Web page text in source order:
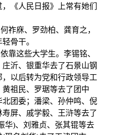
《人民日报》上常有她们
祚庥、罗劲柏、龚育之，
骨干。
靠这些大学生。李锡铭、
沂、银重华去了石景山钢
以后转为党和行政领导工
祖民、罗琚等去了团中
团委；潘梁、孙仲鸣、倪
屏、戚学毅、王浒等去了
华)、刘雅贞、张其锟等去